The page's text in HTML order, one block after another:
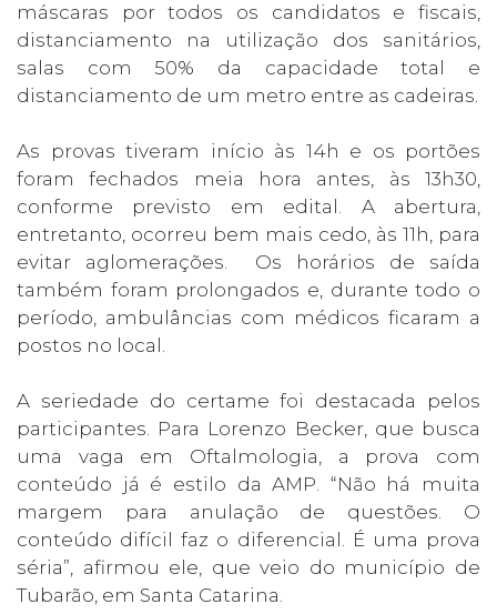
máscaras por todos os candidatos e fiscais,
distanciamento na utilização dos sanitários,
salas com 50% da capacidade total e
distanciamento de um metro entre as cadeiras.
As provas tiveram início às 14h e os portões
foram fechados meia hora antes, às 13h30,
conforme previsto em edital. A abertura,
entretanto, ocorreu bem mais cedo, às 11h, para
evitar aglomerações. Os horários de saída
também foram prolongados e, durante todo o
período, ambulâncias com médicos ficaram a
postos no local.
A seriedade do certame foi destacada pelos
participantes. Para Lorenzo Becker, que busca
uma vaga em Oftalmologia, a prova com
conteúdo já é estilo da AMP. “Não há muita
margem para anulação de questões. O
conteúdo difícil faz o diferencial. É uma prova
séria”, afirmou ele, que veio do município de
Tubarão, em Santa Catarina.